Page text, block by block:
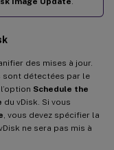
des mises à jour.
sont détectées par le
Schedule the
du vDisk. Si vous
, vous devez spécifier la
ne sera pas mis à